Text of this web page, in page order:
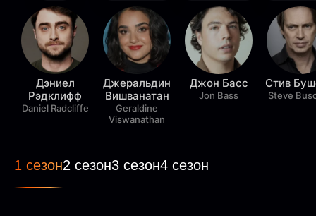
Дэниел
Рэдклифф
Daniel Radcliffe
Джеральдин
Вишванатан
Geraldine
Viswanathan
Джон Басс
Jon Bass
Стив
Steve
1 сезон2 сезон3 сезон4 сезон